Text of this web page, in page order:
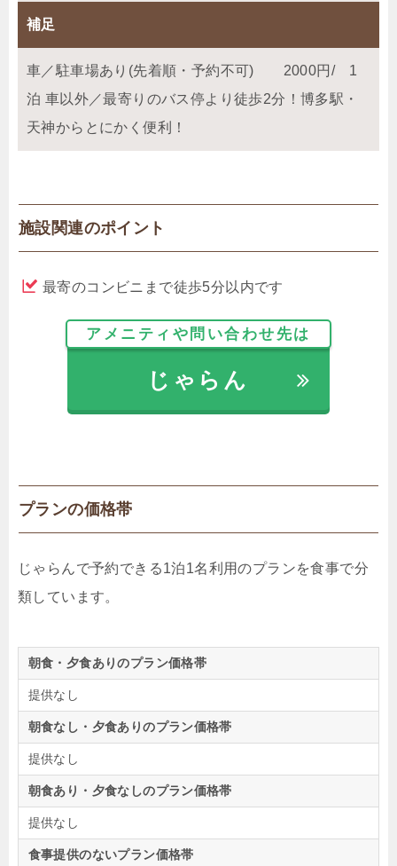
補足
車／駐車場あり(先着順・予約不可) 2000円/ 1
泊 車以外／最寄りのバス停より徒歩2分！博多駅・
天神からとにかく便利！
施設関連のポイント
最寄のコンビニまで徒歩5分以内です
アメニティや問い合わせ先は
じゃらん
プランの価格帯
じゃらんで予約できる1泊1名利用のプランを食事で分
類しています。
朝食・夕食ありのプラン価格帯
提供なし
朝食なし・夕食ありのプラン価格帯
提供なし
朝食あり・夕食なしのプラン価格帯
提供なし
食事提供のないプラン価格帯